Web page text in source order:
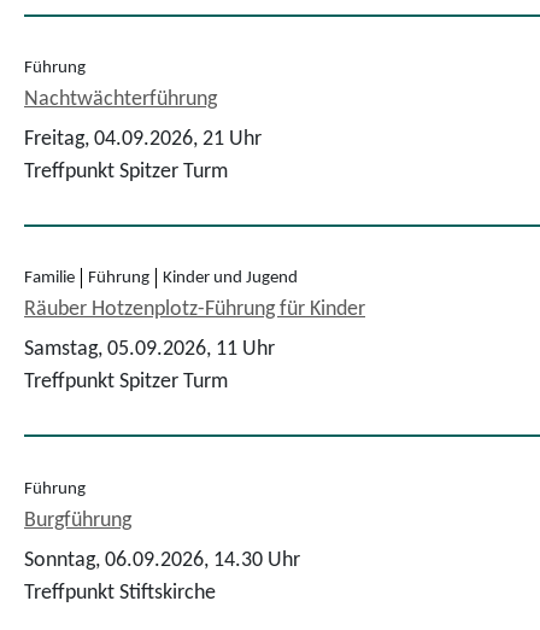
Führung
Nachtwächterführung
Freitag, 04.09.2026, 21 Uhr
Treffpunkt Spitzer Turm
Familie Führung Kinder und Jugend
Räuber Hotzenplotz-Führung für Kinder
Samstag, 05.09.2026, 11 Uhr
Treffpunkt Spitzer Turm
Führung
Burgführung
Sonntag, 06.09.2026, 14.30 Uhr
Treffpunkt Stiftskirche